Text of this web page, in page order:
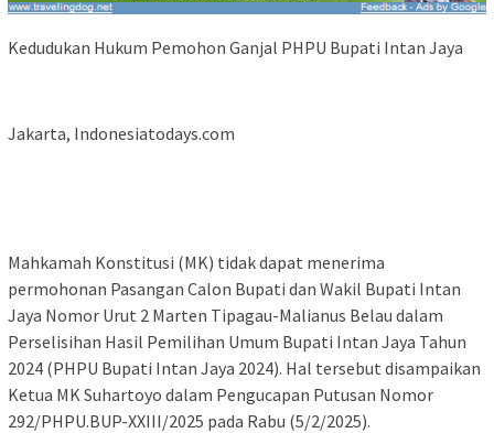
Kedudukan Hukum Pemohon Ganjal PHPU Bupati Intan Jaya
Jakarta, Indonesiatodays.com
Mahkamah Konstitusi (MK) tidak dapat menerima
permohonan Pasangan Calon Bupati dan Wakil Bupati Intan
Jaya Nomor Urut 2 Marten Tipagau-Malianus Belau dalam
Perselisihan Hasil Pemilihan Umum Bupati Intan Jaya Tahun
2024 (PHPU Bupati Intan Jaya 2024). Hal tersebut disampaikan
Ketua MK Suhartoyo dalam Pengucapan Putusan Nomor
292/PHPU.BUP-XXIII/2025 pada Rabu (5/2/2025).